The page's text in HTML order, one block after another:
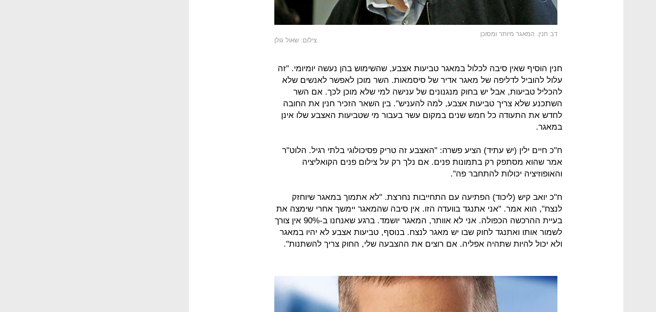
דב חנין. המאגר מיותר ומסוכן
צילום: שאול גולן
חנין הוסיף שאין סיבה לכלול במאגר טביעות אצבע, שהשימוש בהן נעשה יומיומי. "זה
עלול להוביל לדליפה של מאגר אדיר של סיסמאות. השר מוכן לאפשר לאנשים שלא
להכליל טביעות, אבל יש בחוק מנגנונים של ענישה למי שלא מוכן לכך. אם השר
השתכנע שלא צריך טביעות אצבע, למה להעניש". בין השאר הזכיר חנין את החובה
לחדש את התעודה כל חמש שנים במקום עשר בעבור מי שטביעות האצבע שלו אינן
במאגר.
ח"כ חיים ילין (יש עתיד) הציע פשרה: "האצבע זה טריק פסיכולוגי בלתי רגיל. הלוט"ר
אמר שהוא מסתפק רק בתמונות פנים. אם נלך רק על צילום פנים הקואליציה
והאופוזיציה יכולות להתחבר פה".
ח"כ יואב קיש (ליכוד) הפתיעה עם התחייבות נחרצת. "לא אתמוך במאגר שיוחזק
לנצח", הוא אמר. "אני אתנגד בוועדה הזו. אין סיבה שהמאגר יימשך אחרי שימצה את
בעיית ההרכשה הכפולה. אני לא אוותר, המאגר יושמד. ברגע שאנחנו ב-90% אין צורך
לשמור אותו ואתנגד לחוק שבו יש מאגר לנצח. בנוסף, טביעות אצבע לא יהיו במאגר
ולא יכול להיות שתהיה אפליה. אם רוצים את ההצבעה שלי, החוק צריך להשתנות".